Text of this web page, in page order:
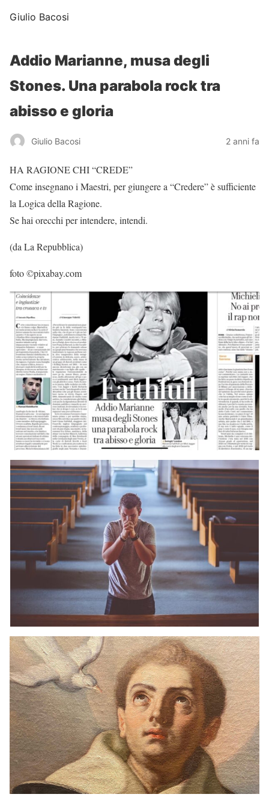
Giulio Bacosi
Addio Marianne, musa degli
Stones. Una parabola rock tra
abisso e gloria
Giulio Bacosi 2 anni fa
HA RAGIONE CHI “CREDE”
Come insegnano i Maestri, per giungere a “Credere” è sufficiente
la Logica della Ragione.
Se hai orecchi per intendere, intendi.
(da La Repubblica)
foto ©pixabay.com